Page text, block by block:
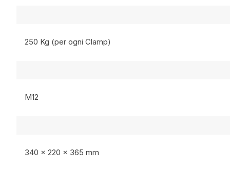
250 Kg (per ogni Clamp)
M12
340 x 220 x 365 mm